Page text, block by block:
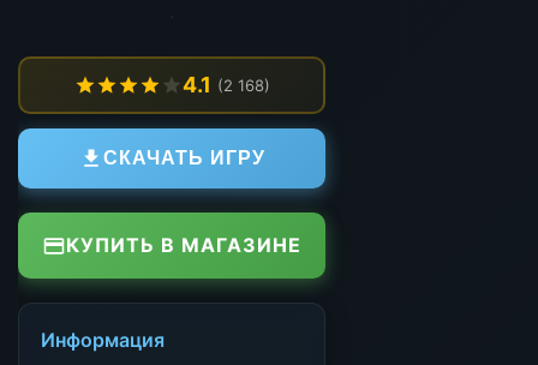
4.1 (2 168)
СКАЧАТЬ ИГРУ
КУПИТЬ В МАГАЗИНЕ
Информация